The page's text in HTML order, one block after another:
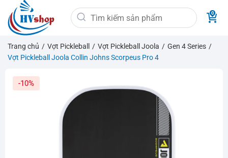
qua
nội
dung
Tìm
kiếm:
Trang chủ / Vợt Pickleball / Vợt Pickleball Joola / Gen 4 Series /
Vợt Pickleball Joola Collin Johns Scorpeus Pro 4
-10%